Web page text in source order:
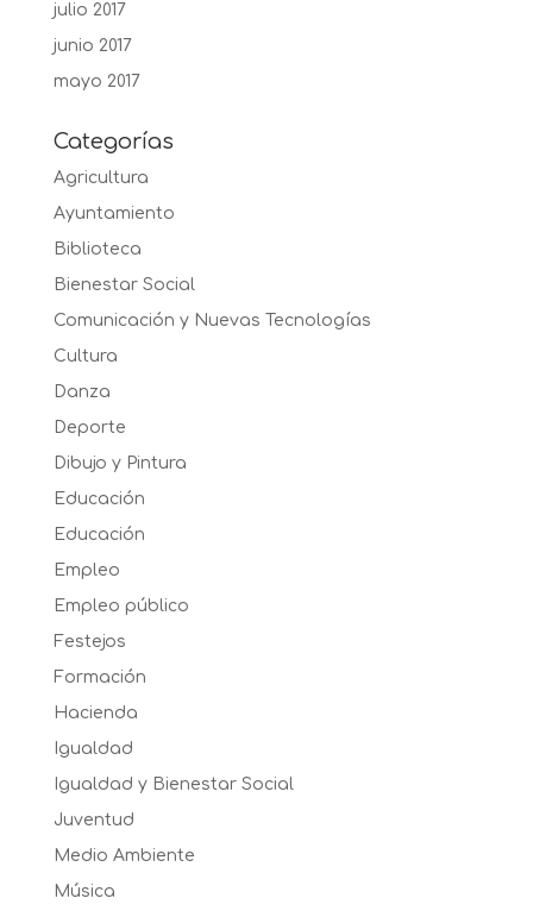
julio 2017
junio 2017
mayo 2017
Categorías
Agricultura
Ayuntamiento
Biblioteca
Bienestar Social
Comunicación y Nuevas Tecnologías
Cultura
Danza
Deporte
Dibujo y Pintura
Educación
Educación
Empleo
Empleo público
Festejos
Formación
Hacienda
Igualdad
Igualdad y Bienestar Social
Juventud
Medio Ambiente
Música